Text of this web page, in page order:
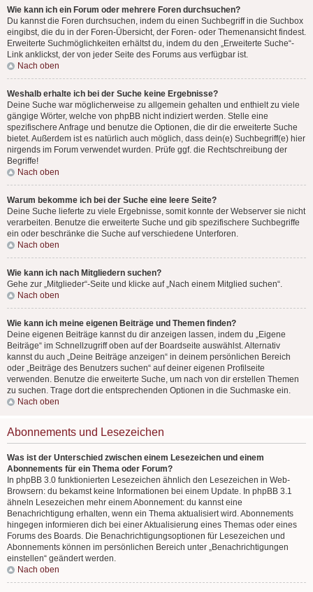
Wie kann ich ein Forum oder mehrere Foren durchsuchen?
Du kannst die Foren durchsuchen, indem du einen Suchbegriff in die Suchbox
eingibst, die du in der Foren-Übersicht, der Foren- oder Themenansicht findest.
Erweiterte Suchmöglichkeiten erhältst du, indem du den „Erweiterte Suche“-
Link anklickst, der von jeder Seite des Forums aus verfügbar ist.
Nach oben
Weshalb erhalte ich bei der Suche keine Ergebnisse?
Deine Suche war möglicherweise zu allgemein gehalten und enthielt zu viele
gängige Wörter, welche von phpBB nicht indiziert werden. Stelle eine
spezifischere Anfrage und benutze die Optionen, die dir die erweiterte Suche
bietet. Außerdem ist es natürlich auch möglich, dass dein(e) Suchbegriff(e) hier
nirgends im Forum verwendet wurden. Prüfe ggf. die Rechtschreibung der
Begriffe!
Nach oben
Warum bekomme ich bei der Suche eine leere Seite?
Deine Suche lieferte zu viele Ergebnisse, somit konnte der Webserver sie nicht
verarbeiten. Benutze die erweiterte Suche und gib spezifischere Suchbegriffe
ein oder beschränke die Suche auf verschiedene Unterforen.
Nach oben
Wie kann ich nach Mitgliedern suchen?
Gehe zur „Mitglieder“-Seite und klicke auf „Nach einem Mitglied suchen“.
Nach oben
Wie kann ich meine eigenen Beiträge und Themen finden?
Deine eigenen Beiträge kannst du dir anzeigen lassen, indem du „Eigene
Beiträge“ im Schnellzugriff oben auf der Boardseite auswählst. Alternativ
kannst du auch „Deine Beiträge anzeigen“ in deinem persönlichen Bereich
oder „Beiträge des Benutzers suchen“ auf deiner eigenen Profilseite
verwenden. Benutze die erweiterte Suche, um nach von dir erstellen Themen
zu suchen. Trage dort die entsprechenden Optionen in die Suchmaske ein.
Nach oben
Abonnements und Lesezeichen
Was ist der Unterschied zwischen einem Lesezeichen und einem
Abonnements für ein Thema oder Forum?
In phpBB 3.0 funktionierten Lesezeichen ähnlich den Lesezeichen in Web-
Browsern: du bekamst keine Informationen bei einem Update. In phpBB 3.1
ähneln Lesezeichen mehr einem Abonnement: du kannst eine
Benachrichtigung erhalten, wenn ein Thema aktualisiert wird. Abonnements
hingegen informieren dich bei einer Aktualisierung eines Themas oder eines
Forums des Boards. Die Benachrichtigungsoptionen für Lesezeichen und
Abonnements können im persönlichen Bereich unter „Benachrichtigungen
einstellen“ geändert werden.
Nach oben